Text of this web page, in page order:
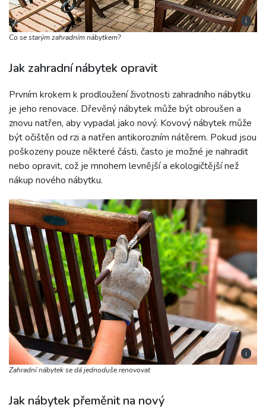
i
Co se starým zahradním nábytkem?
Jak zahradní nábytek opravit
Prvním krokem k prodloužení životnosti zahradního nábytku
je jeho renovace. Dřevěný nábytek může být obroušen a
znovu natřen, aby vypadal jako nový. Kovový nábytek může
být očištěn od rzi a natřen antikorozním nátěrem. Pokud jsou
poškozeny pouze některé části, často je možné je nahradit
nebo opravit, což je mnohem levnější a ekologičtější než
nákup nového nábytku.
i
Zahradní nábytek se dá jednoduše renovovat
Jak nábytek přeměnit na nový